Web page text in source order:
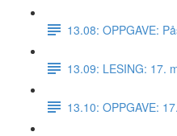
13.08: OPPGAVE:
13.09: LESING: 17.
13.10: OPPGAVE: